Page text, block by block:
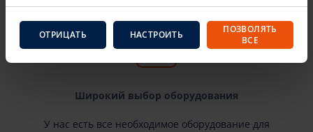
Широкий выбор оборудования
У нас есть все необходимое оборудование для
ОТРИЦАТЬ НАСТРОИТЬ
ПОЗВОЛЯТЬ
ВСЕ